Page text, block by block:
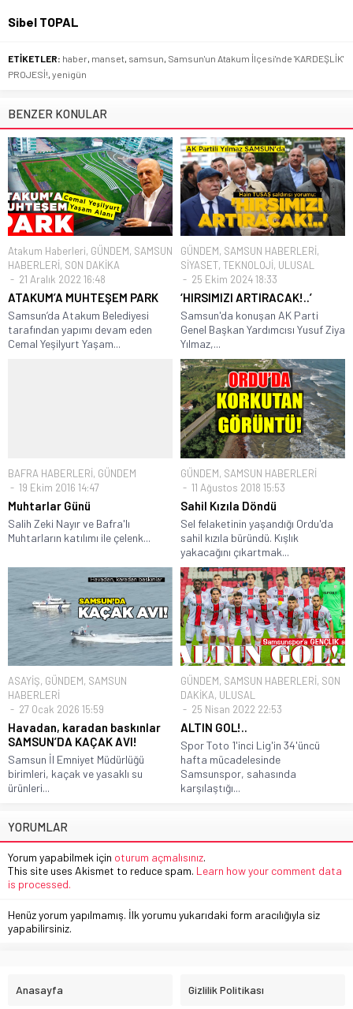
Sibel TOPAL
ETİKETLER: haber manset samsun Samsun'un Atakum İlçesi'nde 'KARDEŞLİK'
PROJESİ! yenigün
BENZER KONULAR
Atakum Haberleri, GÜNDEM, SAMSUN
HABERLERİ, SON DAKİKA
21 Aralık 2022 16:48
ATAKUM’A MUHTEŞEM PARK
Samsun’da Atakum Belediyesi
tarafından yapımı devam eden
Cemal Yeşilyurt Yaşam...
GÜNDEM, SAMSUN HABERLERİ,
SİYASET, TEKNOLOJİ, ULUSAL
25 Ekim 2024 18:33
‘HIRSIMIZI ARTIRACAK!..’
Samsun'da konuşan AK Parti
Genel Başkan Yardımcısı Yusuf Ziya
Yılmaz,...
BAFRA HABERLERİ, GÜNDEM
19 Ekim 2016 14:47
Muhtarlar Günü
Salih Zeki Nayır ve Bafra'lı
Muhtarların katılımı ile çelenk...
GÜNDEM, SAMSUN HABERLERİ
11 Ağustos 2018 15:53
Sahil Kızıla Döndü
Sel felaketinin yaşandığı Ordu'da
sahil kızıla büründü. Kışlık
yakacağını çıkartmak...
ASAYİŞ, GÜNDEM, SAMSUN
HABERLERİ
27 Ocak 2026 15:59
Havadan, karadan baskınlar
SAMSUN’DA KAÇAK AVI!
Samsun İl Emniyet Müdürlüğü
birimleri, kaçak ve yasaklı su
ürünleri...
GÜNDEM, SAMSUN HABERLERİ, SON
DAKİKA, ULUSAL
25 Nisan 2022 22:53
ALTIN GOL!..
Spor Toto 1'inci Lig'in 34'üncü
hafta mücadelesinde
Samsunspor, sahasında
karşılaştığı...
YORUMLAR
Yorum yapabilmek için oturum açmalısınız.
This site uses Akismet to reduce spam. Learn how your comment data
is processed.
Henüz yorum yapılmamış. İlk yorumu yukarıdaki form aracılığıyla siz
yapabilirsiniz.
Anasayfa Gizlilik Politikası